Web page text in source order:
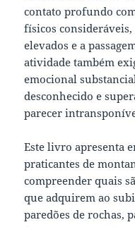
contato profundo
físicos consideráveis,
elevados e a
atividade também
emocional
desconhecido e
parecer
Este livro apresenta
praticantes de
compreender quais
que adquirem ao
paredões de rochas,